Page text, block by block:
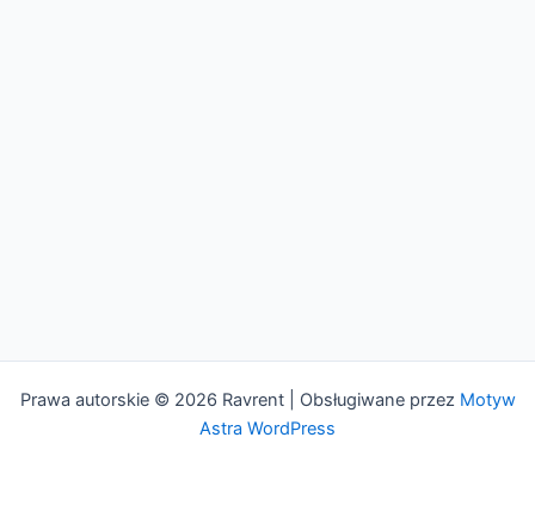
Prawa autorskie © 2026 Ravrent | Obsługiwane przez Motyw
Astra WordPress